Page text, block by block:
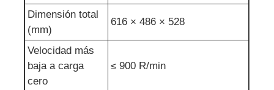
Dimensión total
(mm)
616 × 486 × 528
Velocidad más
baja a carga
cero
≤ 900 R/min